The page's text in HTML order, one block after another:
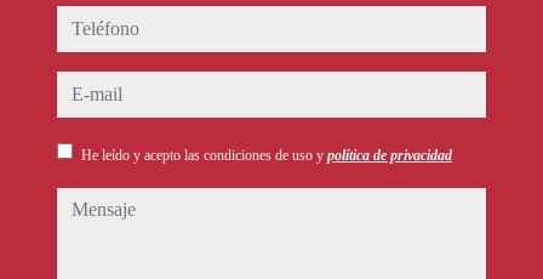
teléfono
e-mail
He leído y acepto las condiciones de uso y política de privacidad
mensaje